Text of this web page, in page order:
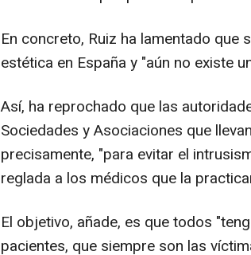
En concreto, Ruiz ha lamentado que
estética en España y "aún no existe
Así, ha reprochado que las
Sociedades y Asociaciones que
precisamente, "para evitar el
reglada a los médicos que la
El objetivo, añade, es que todos
pacientes, que siempre son las